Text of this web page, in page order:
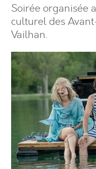
Soirée organisée
culturel des
Vailhan.